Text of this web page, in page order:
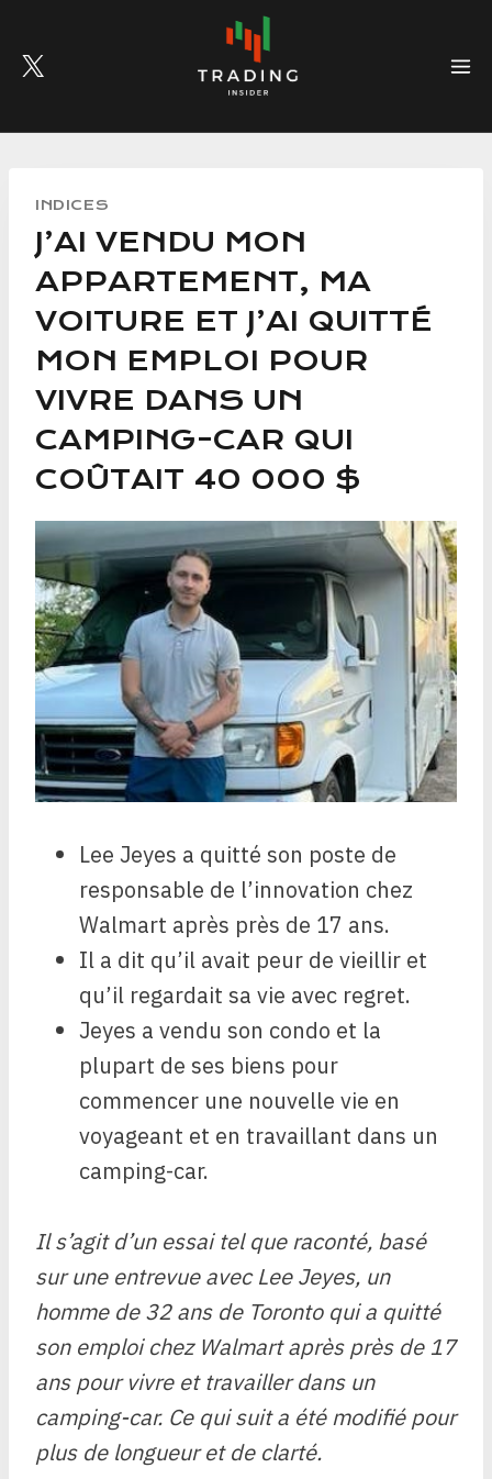
content
INDICES
J’AI VENDU MON
APPARTEMENT, MA
VOITURE ET J’AI QUITTÉ
MON EMPLOI POUR
VIVRE DANS UN
CAMPING-CAR QUI
COÛTAIT 40 000 $
Lee Jeyes a quitté son poste de
responsable de l’innovation chez
Walmart après près de 17 ans.
Il a dit qu’il avait peur de vieillir et
qu’il regardait sa vie avec regret.
Jeyes a vendu son condo et la
plupart de ses biens pour
commencer une nouvelle vie en
voyageant et en travaillant dans un
camping-car.
Il s’agit d’un essai tel que raconté, basé
sur une entrevue avec Lee Jeyes, un
homme de 32 ans de Toronto qui a quitté
son emploi chez Walmart après près de 17
ans pour vivre et travailler dans un
camping-car. Ce qui suit a été modifié pour
plus de longueur et de clarté.